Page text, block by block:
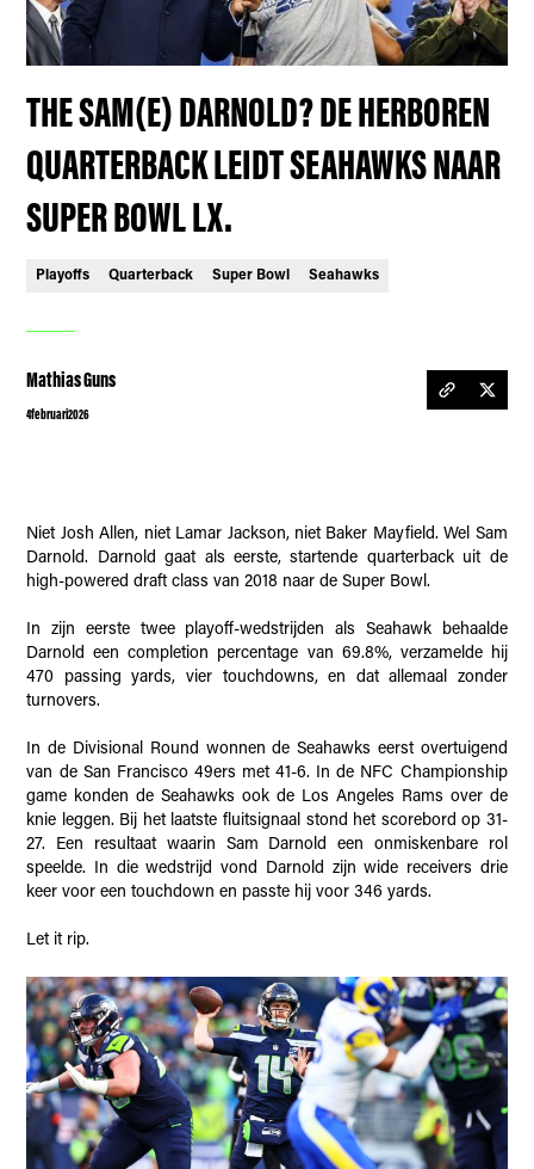
THE SAM(E) DARNOLD? DE HERBOREN
QUARTERBACK LEIDT SEAHAWKS NAAR
SUPER BOWL LX.
Playoffs Quarterback Super Bowl Seahawks
Mathias Guns
4februari2026
Niet Josh Allen, niet Lamar Jackson, niet Baker Mayfield. Wel Sam
Darnold. Darnold gaat als eerste, startende quarterback uit de
high-powered draft class van 2018 naar de Super Bowl.
In zijn eerste twee playoff-wedstrijden als Seahawk behaalde
Darnold een completion percentage van 69.8%, verzamelde hij
470 passing yards, vier touchdowns, en dat allemaal zonder
turnovers.
In de Divisional Round wonnen de Seahawks eerst overtuigend
van de San Francisco 49ers met 41-6. In de NFC Championship
game konden de Seahawks ook de Los Angeles Rams over de
knie leggen. Bij het laatste fluitsignaal stond het scorebord op 31-
27. Een resultaat waarin Sam Darnold een onmiskenbare rol
speelde. In die wedstrijd vond Darnold zijn wide receivers drie
keer voor een touchdown en passte hij voor 346 yards.
Let it rip.